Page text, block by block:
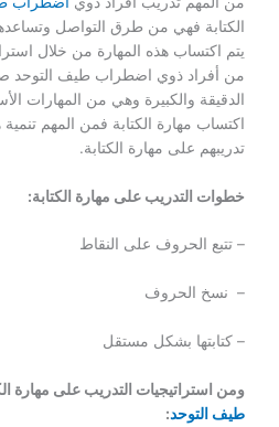
الكتابة فهي من طرق التواصل
يتم اكتساب هذه المهارة من خلال
من أفراد ذوي اضطراب طيف التوحد
الدقيقة والكبيرة وهي من المهارات
اكتساب مهارة الكتابة فمن المهم
تدريبهم على مهارة الكتابة.
خطوات التدريب على مهارة الكتابة:
– تتبع الحروف على النقاط
– نسخ الحروف
– كتابتها بشكل مستقل
ومن استراتيجيات التدريب على مهارة
طيف التوحد: